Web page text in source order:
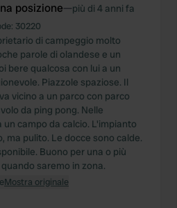
posizione—più di 4 anni fa
30220
di campeggio molto
parole di olandese e un
bere qualcosa con lui a un
Piazzole spaziose. Il
vicino a un parco con parco
da ping pong. Nelle
un campo da calcio. L'impianto
ma pulito. Le docce sono calde.
Buono per una o più
saremo in zona.
Mostra originale